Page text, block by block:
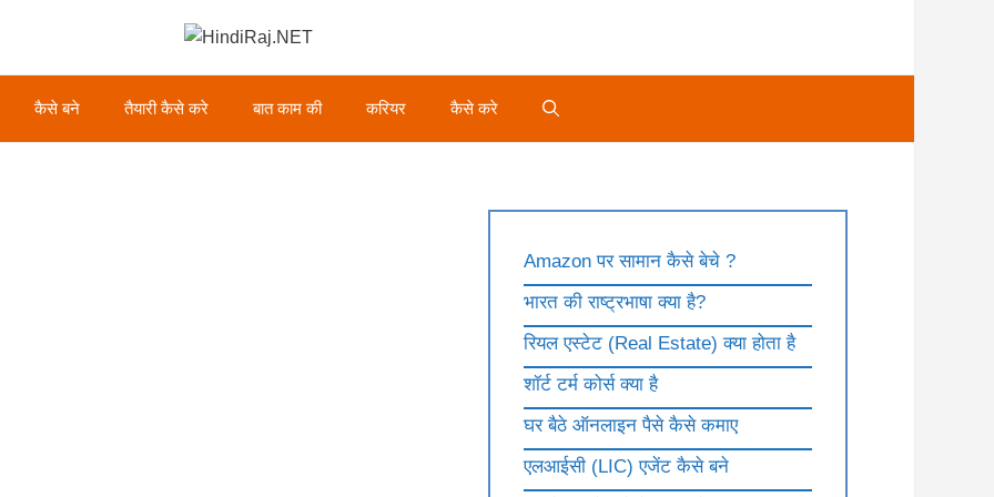
कैसे बने तैयारी कैसे करे बात काम की करियर कैसे करे
Amazon पर सामान कैसे बेचे ?
भारत की राष्ट्रभाषा क्या है?
रियल एस्टेट (Real Estate) क्या होता है
शॉर्ट टर्म कोर्स क्या है
घर बैठे ऑनलाइन पैसे कैसे कमाए
एलआईसी (LIC) एजेंट कैसे बने